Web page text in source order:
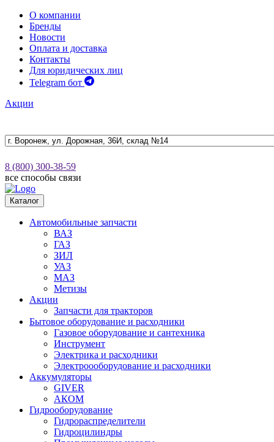
О компании
Бренды
Новости
Оплата и доставка
Контакты
Для юридических лиц
Telegram бот
Акции
8 (800) 300-38-59
все способы связи
Каталог
Автомобильные запчасти
ВАЗ
ГАЗ
ЗИЛ
УАЗ
МАЗ
Метизы
Акции
Запчасти для тракторов
Бытовое оборудование и расходники
Газовое оборудование и сантехника
Инструмент
Электрика и расходники
Электроооборудование и расходники
Аккумуляторы
GIVER
АКОМ
Гидрооборудование
Гидрораспределители
Гидроцилиндры